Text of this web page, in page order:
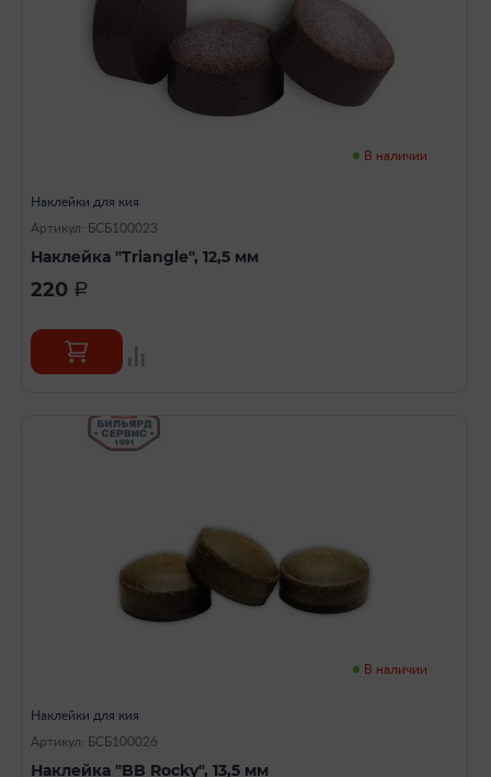
В наличии
Наклейки для кия
Артикул: БСБ100023
Наклейка "Triangle", 12,5 мм
220 a
В наличии
Наклейки для кия
Артикул: БСБ100026
Наклейка "BB Rocky", 13,5 мм